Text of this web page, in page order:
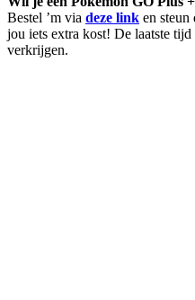
Bestel ’m via deze link en
jou iets extra kost! De laatste
verkrijgen.